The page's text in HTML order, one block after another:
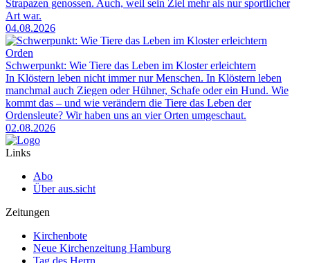
Strapazen genossen. Auch, weil sein Ziel mehr als nur sportlicher
Art war.
04.08.2026
Orden
Schwerpunkt: Wie Tiere das Leben im Kloster erleichtern
In Klöstern leben nicht immer nur Menschen. In Klöstern leben
manchmal auch Ziegen oder Hühner, Schafe oder ein Hund. Wie
kommt das – und wie verändern die Tiere das Leben der
Ordensleute? Wir haben uns an vier Orten umgeschaut.
02.08.2026
Links
Abo
Über aus.sicht
Zeitungen
Kirchenbote
Neue Kirchenzeitung Hamburg
Tag des Herrn